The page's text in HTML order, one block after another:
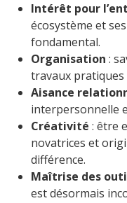
Intérêt pour
écosystème et
fondamental.
Organisation :
travaux pratiques
Aisance
interpersonnelle
Créativité : être
novatrices et
différence.
Maîtrise des
est désormais